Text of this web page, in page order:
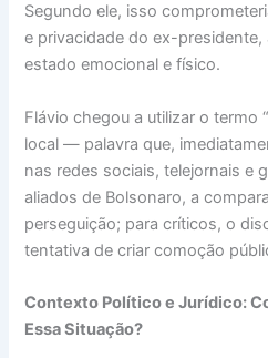
Segundo ele, isso
e privacidade do ex-
estado emocional e físico.
Flávio chegou a utilizar o termo
local — palavra que,
nas redes sociais, telejornais e
aliados de Bolsonaro, a
perseguição; para críticos, o
tentativa de criar comoção
Contexto Político e Jurídico:
Essa Situação?